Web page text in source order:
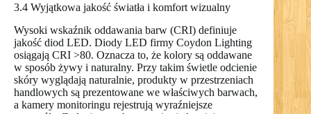
3.4 Wyjątkowa jakość światła i komfort wizualny
Wysoki wskaźnik oddawania barw (CRI) definiuje
jakość diod LED. Diody LED firmy Coydon Lighting
osiągają CRI >80. Oznacza to, że kolory są oddawane
w sposób żywy i naturalny. Przy takim świetle odcienie
skóry wyglądają naturalnie, produkty w przestrzeniach
handlowych są prezentowane we właściwych barwach,
a kamery monitoringu rejestrują wyraźniejsze